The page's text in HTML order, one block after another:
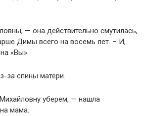
— она действительно смутилась,
Димы всего на восемь лет. – И,
«Вы».
за спины матери.
уберем, — нашла
мама.